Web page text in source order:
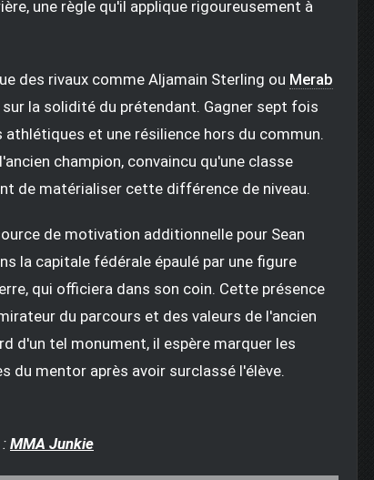
une règle qu'il applique rigoureusement à
des rivaux comme Aljamain Sterling ou Merab
la solidité du prétendant. Gagner sept fois
et une résilience hors du commun.
champion, convaincu qu'une classe
de matérialiser cette différence de niveau.
de motivation additionnelle pour Sean
la capitale fédérale épaulé par une figure
qui officiera dans son coin. Cette présence
du parcours et des valeurs de l'ancien
d'un tel monument, il espère marquer les
du mentor après avoir surclassé l'élève.
MMA Junkie